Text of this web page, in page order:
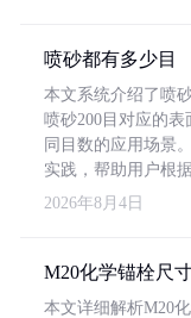
喷砂都有多少目
本文系统介绍了喷
喷砂200目对应的表
同目数的应用场景
实践，帮助用户根
2026年8月4日
M20化学锚栓尺
本文详细解析M20